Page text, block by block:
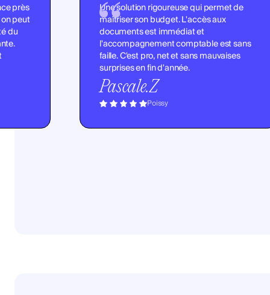
près
peut
du
Une solution rigoureuse qui permet de
maîtriser son budget. L'accès aux
documents est immédiat et
l'accompagnement comptable est sans
faille. C'est pro, net et sans mauvaises
surprises en fin d'année.
Pascale.Z
Poissy